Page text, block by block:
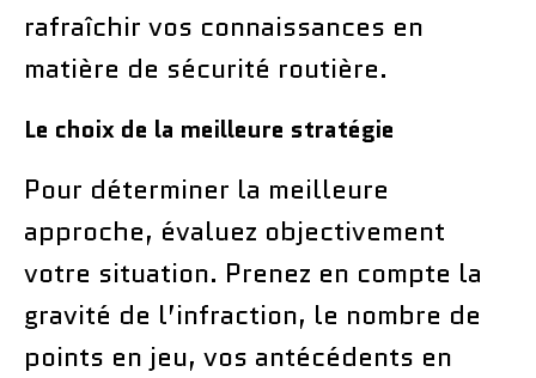
rafraîchir vos connaissances en
matière de sécurité routière.
Le choix de la meilleure stratégie
Pour déterminer la meilleure
approche, évaluez objectivement
votre situation. Prenez en compte la
gravité de l’infraction, le nombre de
points en jeu, vos antécédents en